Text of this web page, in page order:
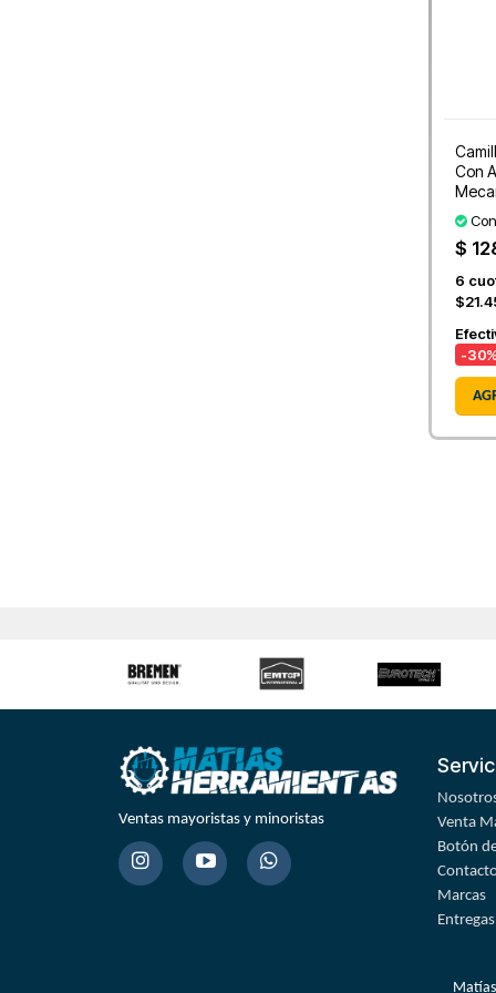
Con
$
6
-30
Ventas mayoristas y minoristas
Venta
Botón
Marcas
Entregas